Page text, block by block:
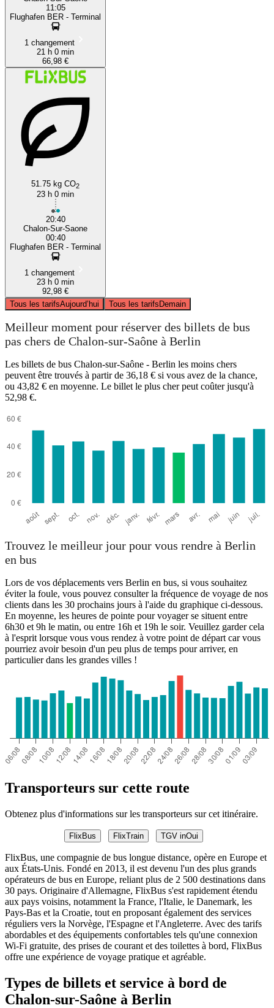
11:05
Flughafen BER - Terminal
1 changement
21 h 0 min
66,98 €
51.75 kg CO2
23 h 0 min
20:40
Chalon-Sur-Saone
00:40
Flughafen BER - Terminal
1 changement
23 h 0 min
92,98 €
Tous les tarifsAujourd’hui Tous les tarifsDemain
Meilleur moment pour réserver des billets de bus
pas chers de Chalon-sur-Saône à Berlin
Les billets de bus Chalon-sur-Saône - Berlin les moins chers
peuvent être trouvés à partir de 36,18 € si vous avez de la chance,
ou 43,82 € en moyenne. Le billet le plus cher peut coûter jusqu'à
52,98 €.
Trouvez le meilleur jour pour vous rendre à Berlin
en bus
Lors de vos déplacements vers Berlin en bus, si vous souhaitez
éviter la foule, vous pouvez consulter la fréquence de voyage de nos
clients dans les 30 prochains jours à l'aide du graphique ci-dessous.
En moyenne, les heures de pointe pour voyager se situent entre
6h30 et 9h le matin, ou entre 16h et 19h le soir. Veuillez garder cela
à l'esprit lorsque vous vous rendez à votre point de départ car vous
pourriez avoir besoin d'un peu plus de temps pour arriver, en
particulier dans les grandes villes !
Transporteurs sur cette route
Obtenez plus d'informations sur les transporteurs sur cet itinéraire.
FlixBus FlixTrain TGV inOui
FlixBus, une compagnie de bus longue distance, opère en Europe et
aux États-Unis. Fondé en 2013, il est devenu l'un des plus grands
opérateurs de bus en Europe, reliant plus de 2 500 destinations dans
30 pays. Originaire d'Allemagne, FlixBus s'est rapidement étendu
aux pays voisins, notamment la France, l'Italie, le Danemark, les
Pays-Bas et la Croatie, tout en proposant également des services
réguliers vers la Norvège, l'Espagne et l'Angleterre. Avec des tarifs
abordables et des équipements confortables tels qu'une connexion
Wi-Fi gratuite, des prises de courant et des toilettes à bord, FlixBus
offre une expérience de voyage pratique et agréable.
Types de billets et service à bord de
Chalon-sur-Saône à Berlin